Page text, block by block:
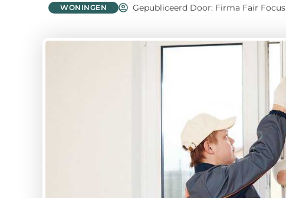
WONINGEN Gepubliceerd Door: Firma Fair Focus